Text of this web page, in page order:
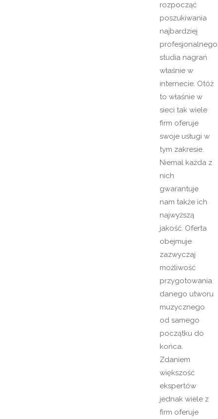
rozpocząć
poszukiwania
najbardziej
profesjonalnego
studia nagrań
właśnie w
internecie. Otóż
to właśnie w
sieci tak wiele
firm oferuje
swoje usługi w
tym zakresie.
Niemal każda z
nich
gwarantuje
nam także ich
najwyższą
jakość. Oferta
obejmuje
zazwyczaj
możliwość
przygotowania
danego utworu
muzycznego
od samego
początku do
końca.
Zdaniem
większość
ekspertów
jednak wiele z
firm oferuje